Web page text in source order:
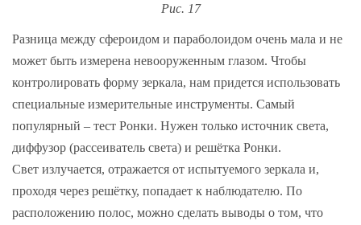
Рис. 17
Разница между сфероидом и параболоидом очень мала и не
может быть измерена невооруженным глазом. Чтобы
контролировать форму зеркала, нам придется использовать
специальные измерительные инструменты. Самый
популярный – тест Ронки. Нужен только источник света,
диффузор (рассеиватель света) и решётка Ронки.
Свет излучается, отражается от испытуемого зеркала и,
проходя через решётку, попадает к наблюдателю. По
расположению полос, можно сделать выводы о том, что